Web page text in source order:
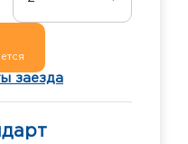
заезда